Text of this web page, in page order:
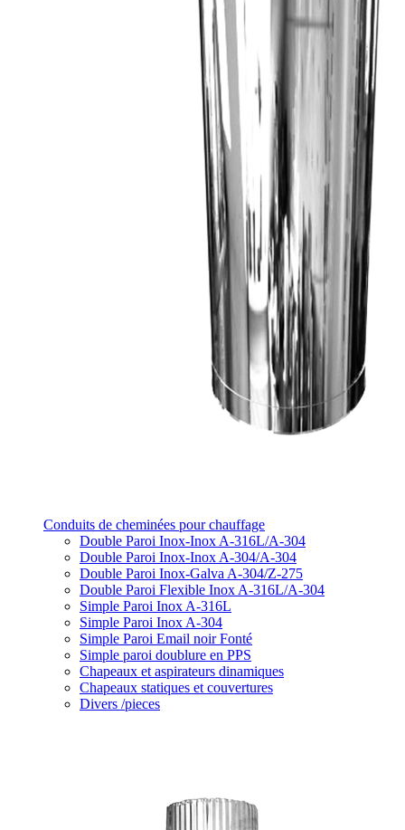
Conduits de cheminées pour chauffage
Double Paroi Inox-Inox A-316L/A-304
Double Paroi Inox-Inox A-304/A-304
Double Paroi Inox-Galva A-304/Z-275
Double Paroi Flexible Inox A-316L/A-304
Simple Paroi Inox A-316L
Simple Paroi Inox A-304
Simple Paroi Email noir Fonté
Simple paroi doublure en PPS
Chapeaux et aspirateurs dinamiques
Chapeaux statiques et couvertures
Divers /pieces